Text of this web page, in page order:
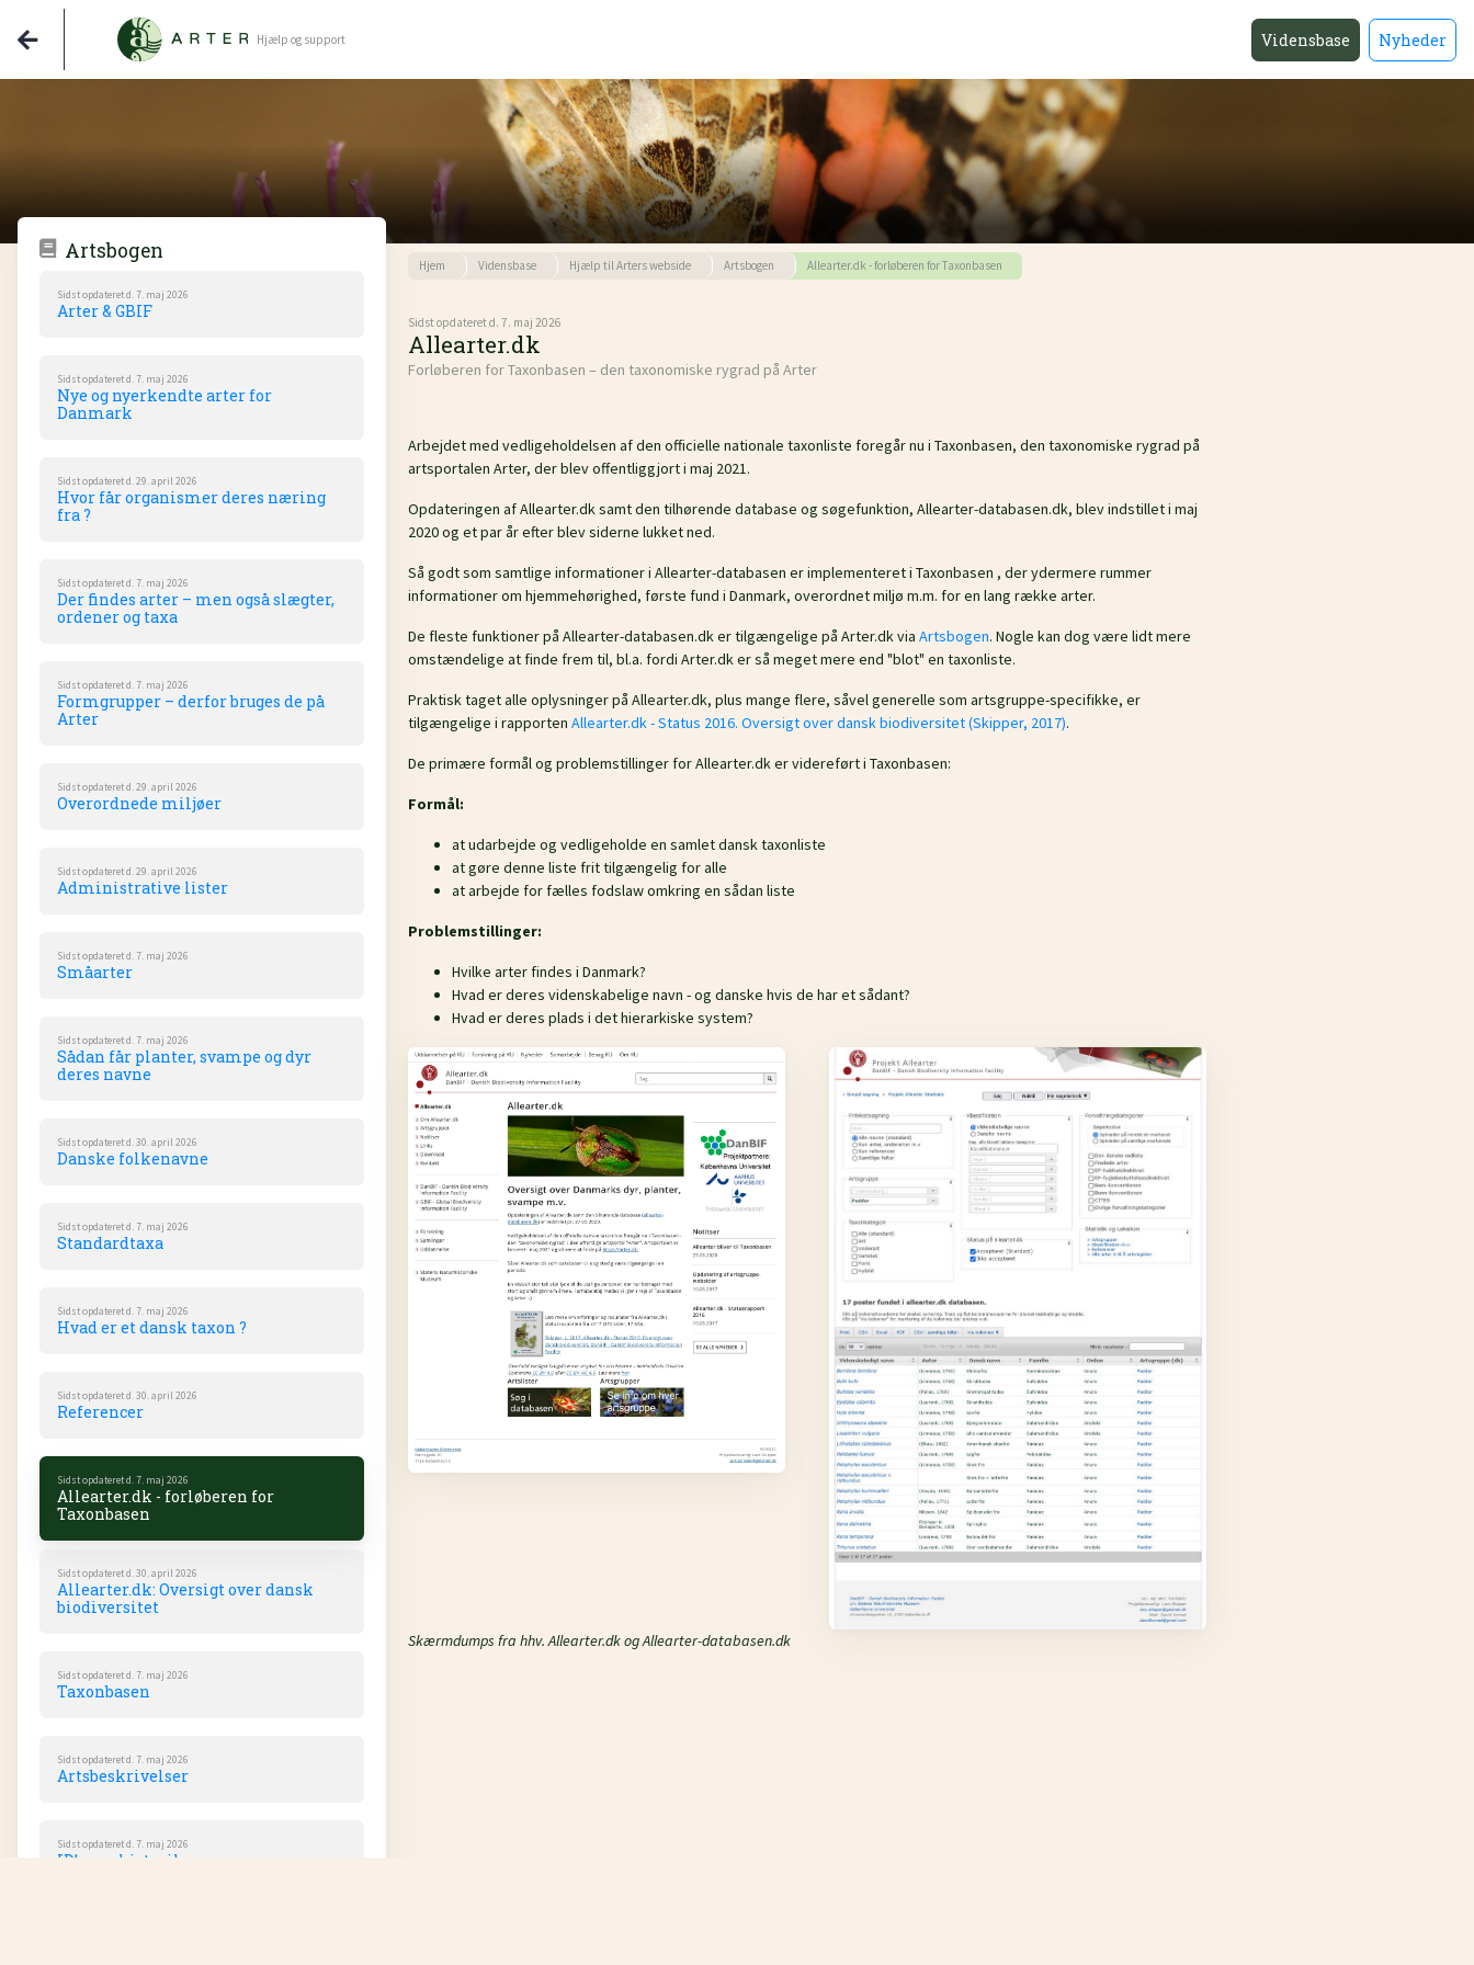
Hjælp og support Vidensbase Nyheder
Artsbogen
Sidst opdateret d. 7. maj 2026
Arter & GBIF
Sidst opdateret d. 7. maj 2026
Nye og nyerkendte arter for
Danmark
Sidst opdateret d. 29. april 2026
Hvor får organismer deres næring
fra ?
Sidst opdateret d. 7. maj 2026
Der findes arter – men også slægter,
ordener og taxa
Sidst opdateret d. 7. maj 2026
Formgrupper – derfor bruges de på
Arter
Sidst opdateret d. 29. april 2026
Overordnede miljøer
Sidst opdateret d. 29. april 2026
Administrative lister
Sidst opdateret d. 7. maj 2026
Småarter
Sidst opdateret d. 7. maj 2026
Sådan får planter, svampe og dyr
deres navne
Sidst opdateret d. 30. april 2026
Danske folkenavne
Sidst opdateret d. 7. maj 2026
Standardtaxa
Sidst opdateret d. 7. maj 2026
Hvad er et dansk taxon ?
Sidst opdateret d. 30. april 2026
Referencer
Sidst opdateret d. 7. maj 2026
Allearter.dk - forløberen for
Taxonbasen
Sidst opdateret d. 30. april 2026
Allearter.dk: Oversigt over dansk
biodiversitet
Sidst opdateret d. 7. maj 2026
Taxonbasen
Sidst opdateret d. 7. maj 2026
Artsbeskrivelser
Sidst opdateret d. 7. maj 2026
ID’er og historik
Hjem Vidensbase Hjælp til Arters webside Artsbogen Allearter.dk - forløberen for Taxonbasen
Sidst opdateret d. 7. maj 2026
Allearter.dk
Forløberen for Taxonbasen – den taxonomiske rygrad på Arter
Arbejdet med vedligeholdelsen af den officielle nationale taxonliste foregår nu i Taxonbasen, den taxonomiske rygrad på
artsportalen Arter, der blev offentliggjort i maj 2021.
Opdateringen af Allearter.dk samt den tilhørende database og søgefunktion, Allearter-databasen.dk, blev indstillet i maj
2020 og et par år efter blev siderne lukket ned.
Så godt som samtlige informationer i Allearter-databasen er implementeret i Taxonbasen , der ydermere rummer
informationer om hjemmehørighed, første fund i Danmark, overordnet miljø m.m. for en lang række arter.
De fleste funktioner på Allearter-databasen.dk er tilgængelige på Arter.dk via Artsbogen. Nogle kan dog være lidt mere
omstændelige at finde frem til, bl.a. fordi Arter.dk er så meget mere end "blot" en taxonliste.
Praktisk taget alle oplysninger på Allearter.dk, plus mange flere, såvel generelle som artsgruppe-specifikke, er
tilgængelige i rapporten Allearter.dk - Status 2016. Oversigt over dansk biodiversitet (Skipper, 2017).
De primære formål og problemstillinger for Allearter.dk er videreført i Taxonbasen:
Formål:
at udarbejde og vedligeholde en samlet dansk taxonliste
at gøre denne liste frit tilgængelig for alle
at arbejde for fælles fodslaw omkring en sådan liste
Problemstillinger:
Hvilke arter findes i Danmark?
Hvad er deres videnskabelige navn - og danske hvis de har et sådant?
Hvad er deres plads i det hierarkiske system?
Skærmdumps fra hhv. Allearter.dk og Allearter-databasen.dk